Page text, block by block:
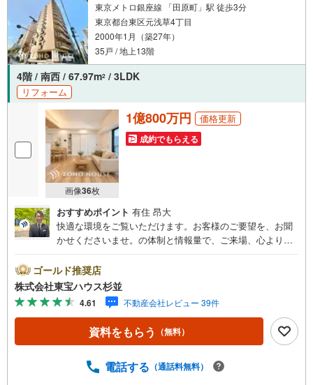
東京メトロ銀座線 「田原町」駅 徒歩3分
東京都台東区元浅草4丁目
2000年1月（築27年）
35戸 / 地上13階
4階 / 南西 / 67.97m2 / 3LDK
リフォーム
画像36枚
1億800万円 価格更新
成約でもらえる
おすすめポイント 有住 昂大
快適な環境をご覧いただけます。お客様のご要望を、お聞
かせくださいませ。の体制と情報量で、ご来場、心よりお
「未来カレンダー」のご提案。・ 未来に起こるであろうご
自宅リフォームをオンライン上でご提案「ミラカレクラ
ブ」。・ 不動産売却時、ご自宅を綺麗にかつ瀟洒にさせる
CG加工ホームステイジングサービス。・ 購入者様へ、税
理士による確定申告の無料セミナーをご招待いたします。
◆ご予約に際して◆日時のご希望をお伝えください。（も
（居住中物件）の手配が必要な場合がございますのでご容
ゴールド推奨店
株式会社東宝ハウス杉並
4.61 不動産会社レビュー 39件
資料をもらう （無料）
電話する （通話料無料）